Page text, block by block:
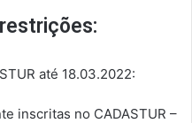
até 18.03.2022:
inscritas no CADASTUR –